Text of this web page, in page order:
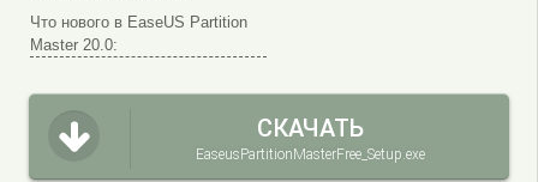
Что нового в EaseUS Partition
Master 20.0:
СКАЧАТЬ
EaseusPartitionMasterFree_Setup.exe